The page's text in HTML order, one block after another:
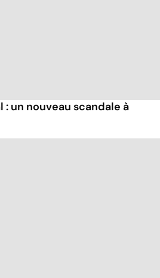
: un nouveau scandale à